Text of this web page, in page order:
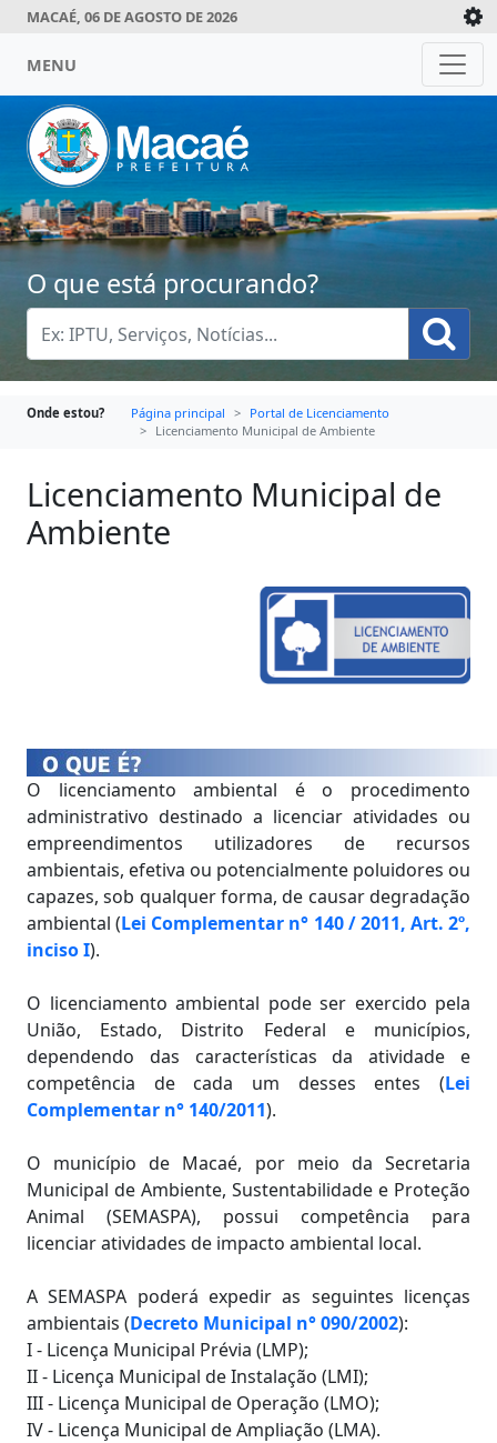
MACAÉ, 06 DE AGOSTO DE 2026
MENU
O que está procurando?
Onde estou? Página principal
Portal de Licenciamento
Licenciamento Municipal de Ambiente
Licenciamento Municipal de
Ambiente
O licenciamento ambiental é o procedimento
administrativo destinado a licenciar atividades ou
empreendimentos utilizadores de recursos
ambientais, efetiva ou potencialmente poluidores ou
capazes, sob qualquer forma, de causar degradação
ambiental (Lei Complementar n° 140 / 2011, Art. 2º,
inciso I).
O licenciamento ambiental pode ser exercido pela
União, Estado, Distrito Federal e municípios,
dependendo das características da atividade e
competência de cada um desses entes (Lei
Complementar n° 140/2011).
O município de Macaé, por meio da Secretaria
Municipal de Ambiente, Sustentabilidade e Proteção
Animal (SEMASPA), possui competência para
licenciar atividades de impacto ambiental local.
A SEMASPA poderá expedir as seguintes licenças
ambientais (Decreto Municipal n° 090/2002):
I - Licença Municipal Prévia (LMP);
II - Licença Municipal de Instalação (LMI);
III - Licença Municipal de Operação (LMO);
IV - Licença Municipal de Ampliação (LMA).